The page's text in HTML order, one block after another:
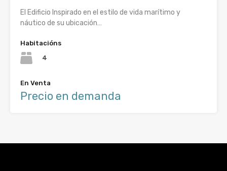
El Edificio Inspirado en el estilo de vida marítimo y
náutico de su ubicación…
Habitacións
4
En Venta
Precio en demanda